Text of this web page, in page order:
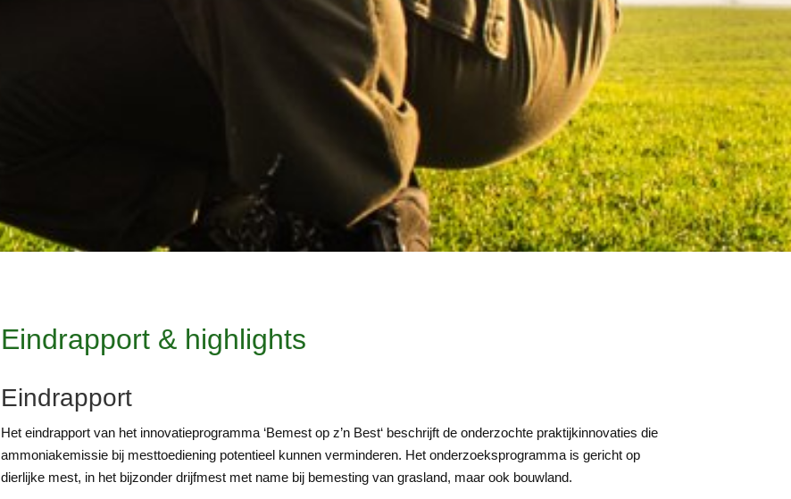
Eindrapport & highlights
Eindrapport
Het eindrapport van het innovatieprogramma ‘Bemest op z’n Best‘ beschrijft de onderzochte praktijkinnovaties die
ammoniakemissie bij mesttoediening potentieel kunnen verminderen. Het onderzoeksprogramma is gericht op
dierlijke mest, in het bijzonder drijfmest met name bij bemesting van grasland, maar ook bouwland.